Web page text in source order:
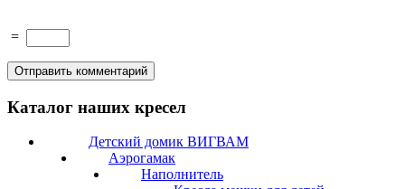
=
Каталог наших кресел
Детский домик ВИГВАМ
Аэрогамак
Наполнитель